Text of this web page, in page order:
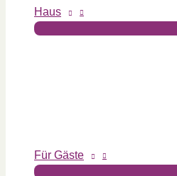
Haus
Für Gäste